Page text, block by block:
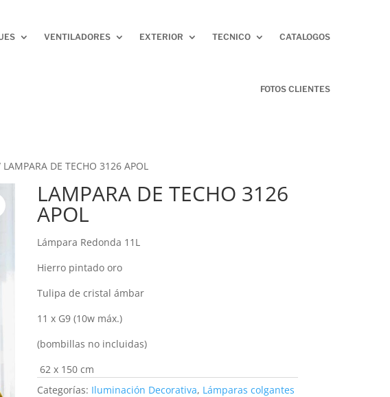
VENTILADORES EXTERIOR TECNICO CATALOGOS
FOTOS CLIENTES
LAMPARA DE TECHO 3126 APOL
LAMPARA DE TECHO 3126
APOL
Lámpara Redonda 11L
Hierro pintado oro
Tulipa de cristal ámbar
11 x G9 (10w máx.)
(bombillas no incluidas)
62 x 150 cm
Categorías: Iluminación Decorativa, Lámparas colgantes